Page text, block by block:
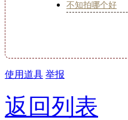
不知拍哪个好
使用道具 举报
返回列表